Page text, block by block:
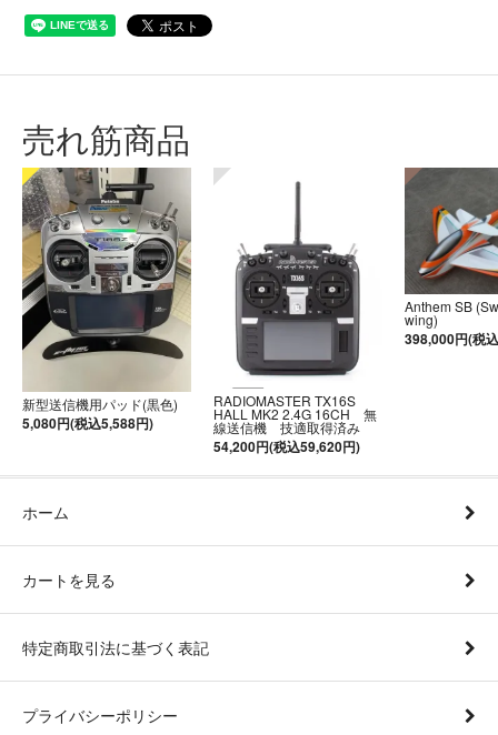
売れ筋商品
新型送信機用パッド(黒色)
5,080円(税込5,588円)
RADIOMASTER TX16S
HALL MK2 2.4G 16CH 無
線送信機 技適取得済み
54,200円(税込59,620円)
Anthem SB
wing)
398,000円(税
ホーム
カートを見る
特定商取引法に基づく表記
プライバシーポリシー